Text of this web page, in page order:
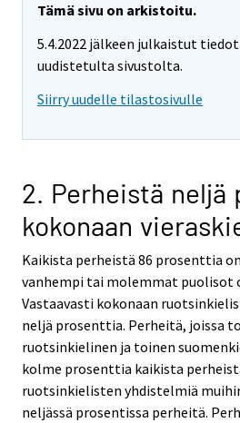
Tämä sivu on arkistoitu.
5.4.2022 jälkeen julkaistut
uudistetulta sivustolta.
Siirry uudelle tilastosivulle
2. Perheistä neljä
kokonaan
Kaikista perheistä 86 prosenttia
vanhempi tai molemmat puolisot
Vastaavasti kokonaan
neljä prosenttia. Perheitä, joissa
ruotsinkielinen ja toinen
kolme prosenttia kaikista
ruotsinkielisten yhdistelmiä
neljässä prosentissa perheitä.